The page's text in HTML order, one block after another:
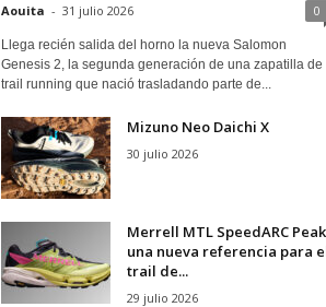
Aouita - 31 julio 2026 0
Llega recién salida del horno la nueva Salomon
Genesis 2, la segunda generación de una zapatilla de
trail running que nació trasladando parte de...
Mizuno Neo Daichi X
30 julio 2026
Merrell MTL SpeedARC
una nueva referencia para
trail de...
29 julio 2026